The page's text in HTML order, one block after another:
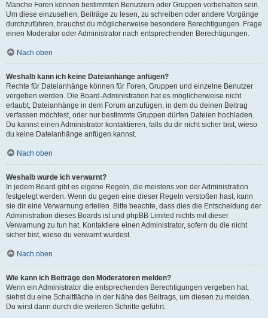
Manche Foren können bestimmten Benutzern oder Gruppen vorbehalten sein.
Um diese einzusehen, Beiträge zu lesen, zu schreiben oder andere Vorgänge
durchzuführen, brauchst du möglicherweise besondere Berechtigungen. Frage
einen Moderator oder Administrator nach entsprechenden Berechtigungen.
Nach oben
Weshalb kann ich keine Dateianhänge anfügen?
Rechte für Dateianhänge können für Foren, Gruppen und einzelne Benutzer
vergeben werden. Die Board-Administration hat es möglicherweise nicht
erlaubt, Dateianhänge in dem Forum anzufügen, in dem du deinen Beitrag
verfassen möchtest, oder nur bestimmte Gruppen dürfen Dateien hochladen.
Du kannst einen Administrator kontaktieren, falls du dir nicht sicher bist, wieso
du keine Dateianhänge anfügen kannst.
Nach oben
Weshalb wurde ich verwarnt?
In jedem Board gibt es eigene Regeln, die meistens von der Administration
festgelegt werden. Wenn du gegen eine dieser Regeln verstoßen hast, kann
sie dir eine Verwarnung erteilen. Bitte beachte, dass dies die Entscheidung der
Administration dieses Boards ist und phpBB Limited nichts mit dieser
Verwarnung zu tun hat. Kontaktiere einen Administrator, sofern du die nicht
sicher bist, wieso du verwarnt wurdest.
Nach oben
Wie kann ich Beiträge den Moderatoren melden?
Wenn ein Administrator die entsprechenden Berechtigungen vergeben hat,
siehst du eine Schaltfläche in der Nähe des Beitrags, um diesen zu melden.
Du wirst dann durch die weiteren Schritte geführt.